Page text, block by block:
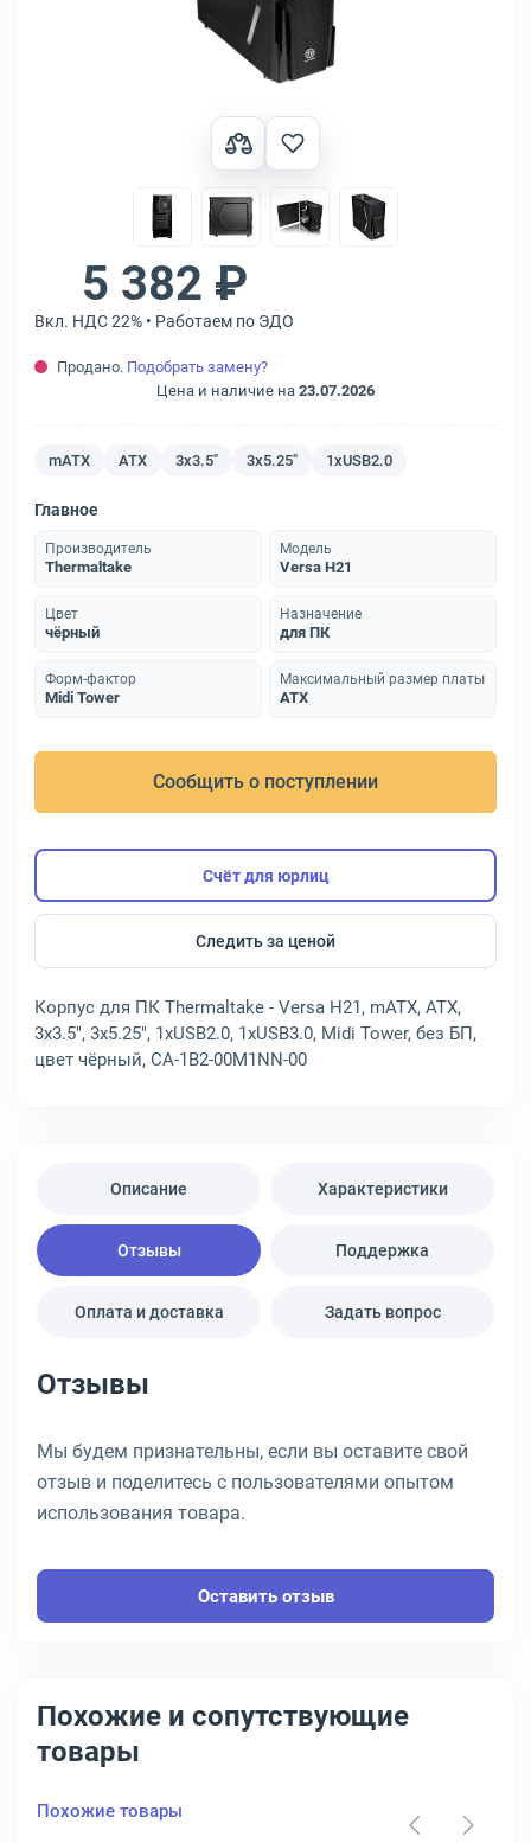
5 382 ₽
Вкл. НДС 22% • Работаем по ЭДО
Продано. Подобрать замену?
Цена и наличие на 23.07.2026
mATX ATX 3х3.5" 3х5.25" 1xUSB2.0
Главное
Производитель
Thermaltake
Модель
Versa H21
Цвет
чёрный
Назначение
для ПК
Форм-фактор
Midi Tower
Максимальный размер платы
ATX
Сообщить о поступлении
Счёт для юрлиц
Следить за ценой
Корпус для ПК Thermaltake - Versa H21, mATX, ATX,
3х3.5", 3х5.25", 1xUSB2.0, 1xUSB3.0, Midi Tower, без БП,
цвет чёрный, CA-1B2-00M1NN-00
Описание Характеристики
Отзывы Поддержка
Оплата и доставка Задать вопрос
Отзывы
Мы будем признательны, если вы оставите свой
отзыв и поделитесь с пользователями опытом
использования товара.
Оставить отзыв
Похожие и сопутствующие
товары
Похожие товары